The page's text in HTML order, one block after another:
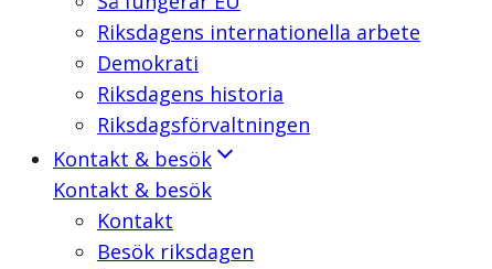
Riksdagens internationella arbete
Demokrati
Riksdagens historia
Riksdagsförvaltningen
Kontakt & besök
Kontakt & besök
Kontakt
Besök riksdagen